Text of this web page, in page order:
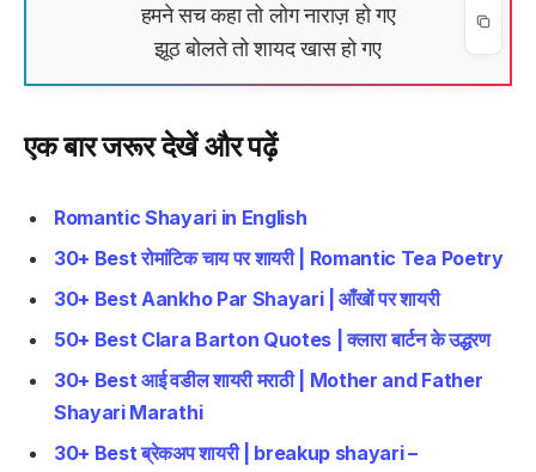
हमने सच कहा तो लोग नाराज़ हो गए
झूठ बोलते तो शायद खास हो गए
एक बार जरूर देखें और पढ़ें
Romantic Shayari in English
30+ Best रोमांटिक चाय पर शायरी | Romantic Tea Poetry
30+ Best Aankho Par Shayari | आँखों पर शायरी
50+ Best Clara Barton Quotes | क्लारा बार्टन के उद्धरण
30+ Best आई वडील शायरी मराठी | Mother and Father
Shayari Marathi
30+ Best ब्रेकअप शायरी | breakup shayari –